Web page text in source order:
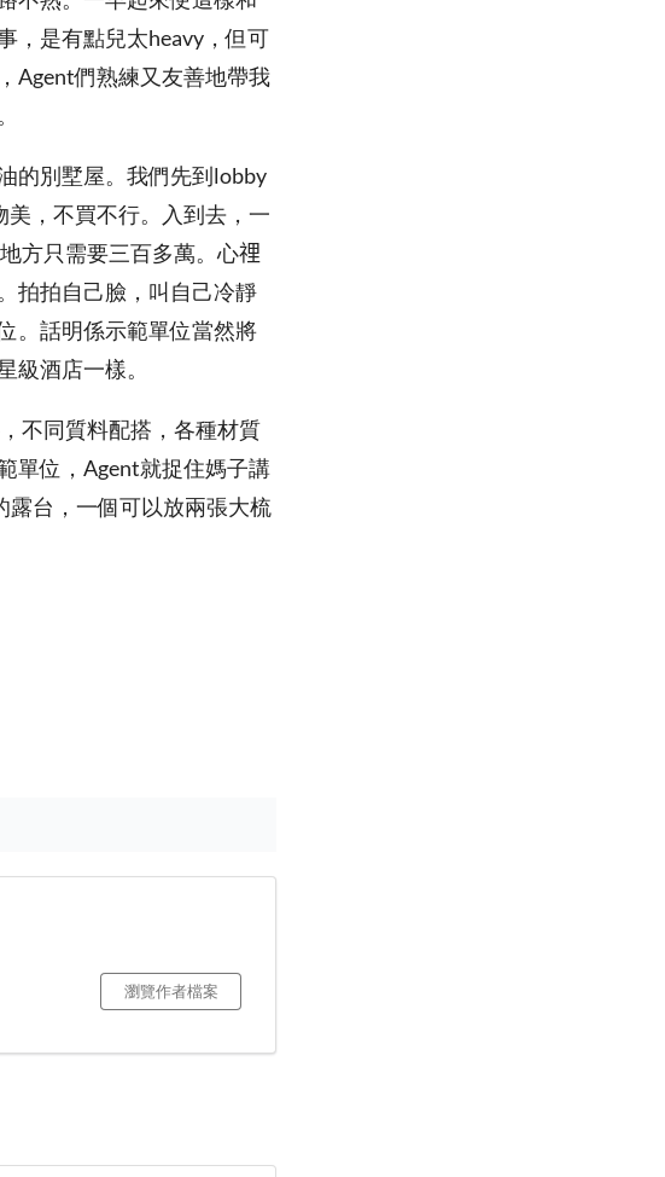
，是有點兒太heavy，但可
Agent們熟練又友善地帶我
的別墅屋。我們先到lobby
，不買不行。入到去，一
方只需要三百多萬。心𥚃
拍拍自己臉，叫自己冷靜
。話明係示範單位當然將
酒店一樣。
不同質料配搭，各種材質
單位，Agent就捉住媽子講
台，一個可以放兩張大梳
瀏覽作者檔案